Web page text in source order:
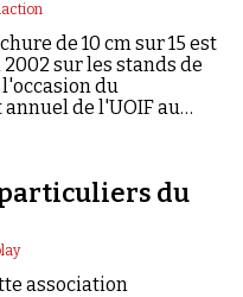
de 10 cm sur 15 est
sur les stands de
du
de l'UOIF au
du
association